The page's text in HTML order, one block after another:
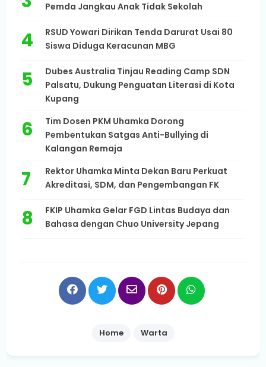
Pemda Jangkau Anak Tidak Sekolah
RSUD Yowari Dirikan Tenda Darurat Usai 80
Siswa Diduga Keracunan MBG
Dubes Australia Tinjau Reading Camp SDN
Palsatu, Dukung Penguatan Literasi di Kota
Kupang
Tim Dosen PKM Uhamka Dorong
Pembentukan Satgas Anti-Bullying di
Kalangan Remaja
Rektor Uhamka Minta Dekan Baru Perkuat
Akreditasi, SDM, dan Pengembangan FK
FKIP Uhamka Gelar FGD Lintas Budaya dan
Bahasa dengan Chuo University Jepang
Home Warta